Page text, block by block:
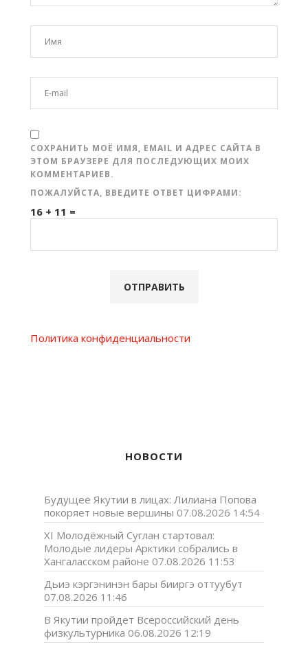
СОХРАНИТЬ МОЁ ИМЯ, EMAIL И АДРЕС САЙТА В
ЭТОМ БРАУЗЕРЕ ДЛЯ ПОСЛЕДУЮЩИХ МОИХ
КОММЕНТАРИЕВ.
ПОЖАЛУЙСТА, ВВЕДИТЕ ОТВЕТ ЦИФРАМИ:
16 + 11 =
Политика конфиденциальности
НОВОСТИ
Будущее Якутии в лицах: Лилиана Попова
покоряет новые вершины 07.08.2026 14:54
XI Молодёжный Суглан стартовал:
Молодые лидеры Арктики собрались в
Хангаласском районе 07.08.2026 11:53
Дьиэ кэргэнинэн бары бииргэ оттуубут
07.08.2026 11:46
В Якутии пройдет Всероссийский день
физкультурника 06.08.2026 12:19